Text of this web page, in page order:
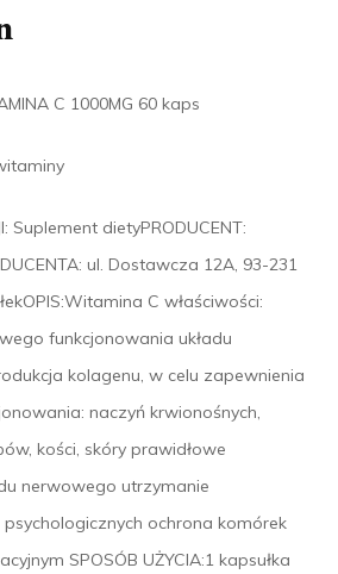
C 1000MG 60 kaps
Suplement dietyPRODUCENT:
ul. Dostawcza 12A, 93-231
C właściwości:
funkcjonowania układu
kolagenu, w celu zapewnienia
naczyń krwionośnych,
kości, skóry prawidłowe
nerwowego utrzymanie
ochrona komórek
SPOSÓB UŻYCIA:1 kapsułka